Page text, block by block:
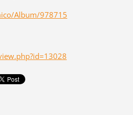
Album/978715